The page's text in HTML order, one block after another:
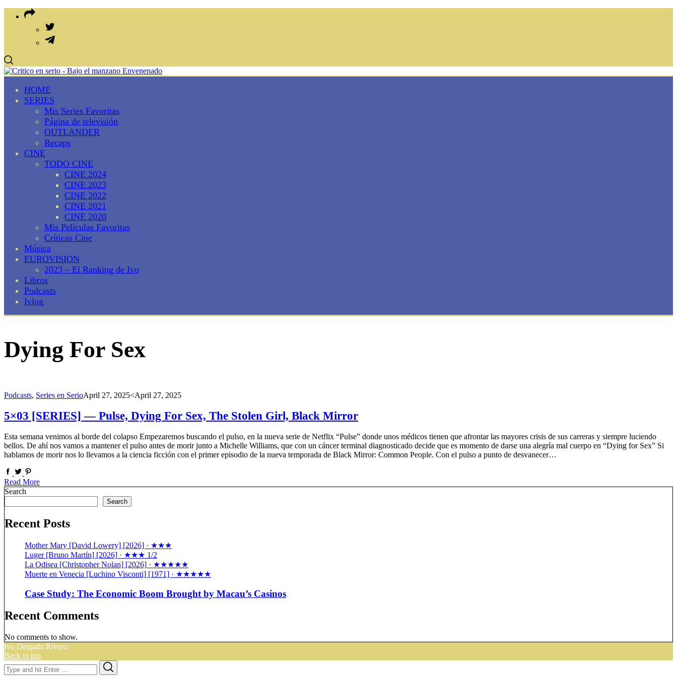
HOME
SERIES
Mis Series Favoritas
Página de televisión
OUTLANDER
Recaps
CINE
TODO CINE
CINE 2024
CINE 2023
CINE 2022
CINE 2021
CINE 2020
Mis Películas Favoritas
Críticas Cine
Música
EUROVISION
2023 – El Ranking de Ivo
Libros
Podcasts
Ivlog
Dying For Sex
Podcasts, Series en SerioApril 27, 2025<April 27, 2025
5×03 [SERIES] — Pulse, Dying For Sex, The Stolen Girl, Black Mirror
Esta semana venimos al borde del colapso Empezaremos buscando el pulso, en la nueva serie de Netflix “Pulse” donde unos médicos tienen que afrontar las mayores crisis de sus carreras y siempre luciendo
bellos. De ahí nos vamos a mantener el pulso antes de morir junto a Michelle Williams, que con un cáncer terminal diagnosticado decide que es momento de darse una alegría mal cuerpo en “Dying for Sex” Si
hablamos de morir nos lo llevamos a la ciencia ficción con el primer episodio de la nueva temporada de Black Mirror: Common People. Con el pulso a punto de desvanecer…
Read More
Search
Search
Recent Posts
Mother Mary [David Lowery] [2026] · ★★★
Luger [Bruno Martín] [2026] · ★★★ 1/2
La Odisea [Christopher Nolan] [2026] · ★★★★★
Muerte en Venecia [Luchino Visconti] [1971] · ★★★★★
Case Study: The Economic Boom Brought by Macau’s Casinos
Recent Comments
No comments to show.
Ivo Delgado Rivero
Back to top
Search
for: